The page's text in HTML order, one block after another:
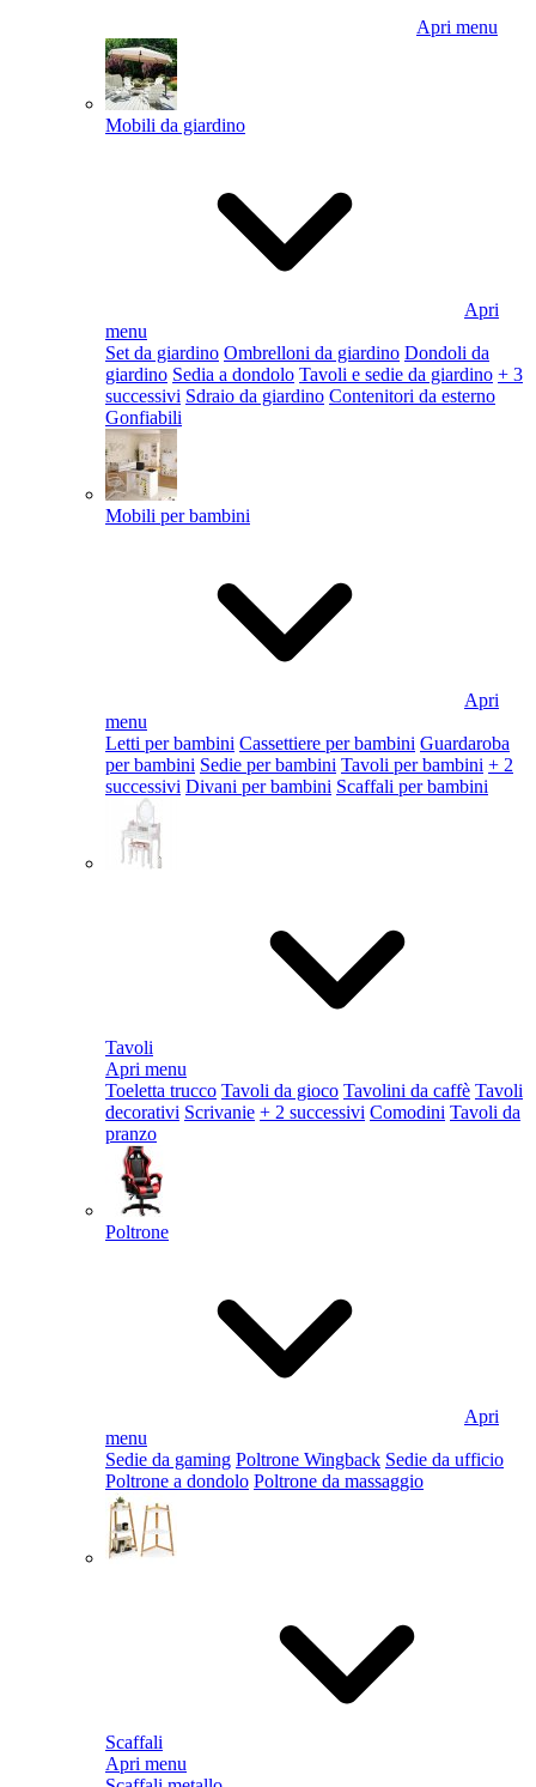
Apri menu
Mobili da giardino
Apri
menu
Set da giardino Ombrelloni da giardino Dondoli da
giardino Sedia a dondolo Tavoli e sedie da giardino + 3
successivi Sdraio da giardino Contenitori da esterno
Gonfiabili
Mobili per bambini
Apri
menu
Letti per bambini Cassettiere per bambini Guardaroba
per bambini Sedie per bambini Tavoli per bambini + 2
successivi Divani per bambini Scaffali per bambini
Tavoli
Apri menu
Toeletta trucco Tavoli da gioco Tavolini da caffè Tavoli
decorativi Scrivanie + 2 successivi Comodini Tavoli da
pranzo
Poltrone
Apri
menu
Sedie da gaming Poltrone Wingback Sedie da ufficio
Poltrone a dondolo Poltrone da massaggio
Scaffali
Apri menu